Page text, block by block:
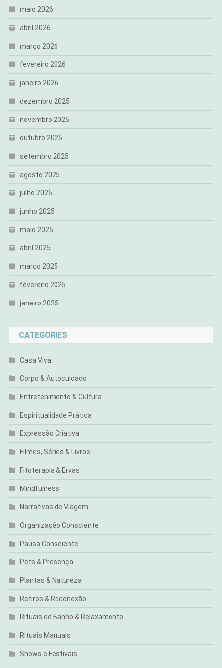
maio 2026
abril 2026
março 2026
fevereiro 2026
janeiro 2026
dezembro 2025
novembro 2025
outubro 2025
setembro 2025
agosto 2025
julho 2025
junho 2025
maio 2025
abril 2025
março 2025
fevereiro 2025
janeiro 2025
CATEGORIES
Casa Viva
Corpo & Autocuidado
Entretenimento & Cultura
Espiritualidade Prática
Expressão Criativa
Filmes, Séries & Livros
Fitoterapia & Ervas
Mindfulness
Narrativas de Viagem
Organização Consciente
Pausa Consciente
Pets & Presença
Plantas & Natureza
Retiros & Reconexão
Rituais de Banho & Relaxamento
Rituais Manuais
Shows e Festivais